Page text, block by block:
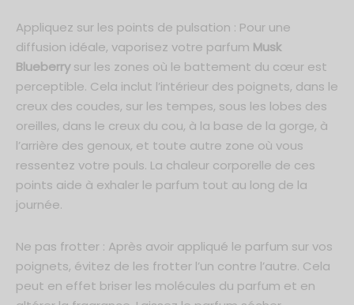
Appliquez sur les points de pulsation : Pour une
diffusion idéale, vaporisez votre parfum Musk
Blueberry sur les zones où le battement du cœur est
perceptible. Cela inclut l’intérieur des poignets, dans le
creux des coudes, sur les tempes, sous les lobes des
oreilles, dans le creux du cou, à la base de la gorge, à
l’arrière des genoux, et toute autre zone où vous
ressentez votre pouls. La chaleur corporelle de ces
points aide à exhaler le parfum tout au long de la
journée.
Ne pas frotter : Après avoir appliqué le parfum sur vos
poignets, évitez de les frotter l’un contre l’autre. Cela
peut en effet briser les molécules du parfum et en